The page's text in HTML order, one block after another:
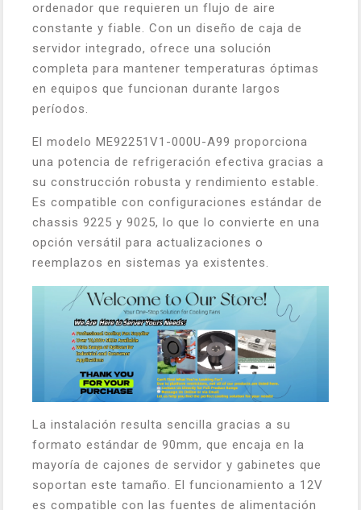
ordenador que requieren un flujo de aire
constante y fiable. Con un diseño de caja de
servidor integrado, ofrece una solución
completa para mantener temperaturas óptimas
en equipos que funcionan durante largos
períodos.
El modelo ME92251V1-000U-A99 proporciona
una potencia de refrigeración efectiva gracias a
su construcción robusta y rendimiento estable.
Es compatible con configuraciones estándar de
chassis 9225 y 9025, lo que lo convierte en una
opción versátil para actualizaciones o
reemplazos en sistemas ya existentes.
La instalación resulta sencilla gracias a su
formato estándar de 90mm, que encaja en la
mayoría de cajones de servidor y gabinetes que
soportan este tamaño. El funcionamiento a 12V
es compatible con las fuentes de alimentación